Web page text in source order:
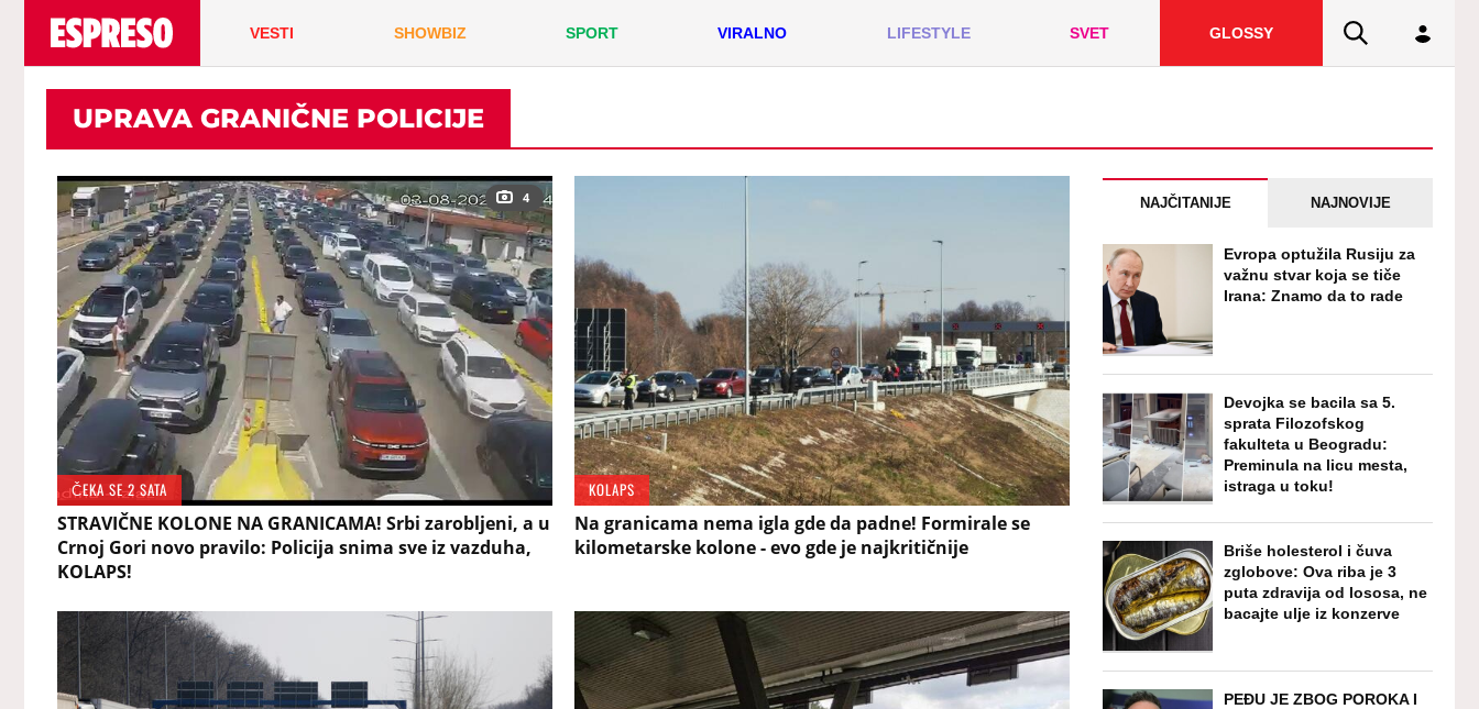
VESTI SHOWBIZ SPORT VIRALNO LIFESTYLE SVET GLOSSY
UPRAVA GRANIČNE POLICIJE
4
ČEKA SE 2 SATA
STRAVIČNE KOLONE NA GRANICAMA! Srbi zarobljeni, a u
Crnoj Gori novo pravilo: Policija snima sve iz vazduha,
KOLAPS!
KOLAPS
Na granicama nema igla gde da padne! Formirale se
kilometarske kolone - evo gde je najkritičnije
NAJČITANIJE NAJNOVIJE
Evropa optužila Rusiju za
važnu stvar koja se tiče
Irana: Znamo da to rade
Devojka se bacila sa 5.
sprata Filozofskog
fakulteta u Beogradu:
Preminula na licu mesta,
istraga u toku!
Briše holesterol i čuva
zglobove: Ova riba je 3
puta zdravija od lososa, ne
bacajte ulje iz konzerve
PEĐU JE ZBOG POROKA I